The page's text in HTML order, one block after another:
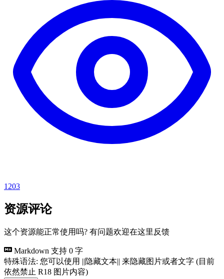
1203
资源评论
这个资源能正常使用吗? 有问题欢迎在这里反馈
Markdown 支持 0 字
特殊语法: 您可以使用 ||隐藏文本|| 来隐藏图片或者文字 (目前
依然禁止 R18 图片内容)